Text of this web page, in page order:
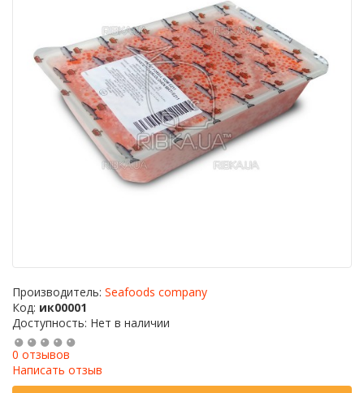
Производитель: Seafoods company
Код: ик00001
Доступность: Нет в наличии
0 отзывов
Написать отзыв